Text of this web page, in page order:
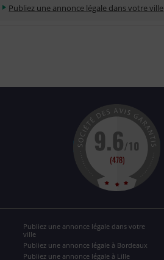
Publiez une annonce légale dans votre ville
Publiez une annonce légale dans votre
ville
Publiez une annonce légale à Bordeaux
Publiez une annonce légale à Lille